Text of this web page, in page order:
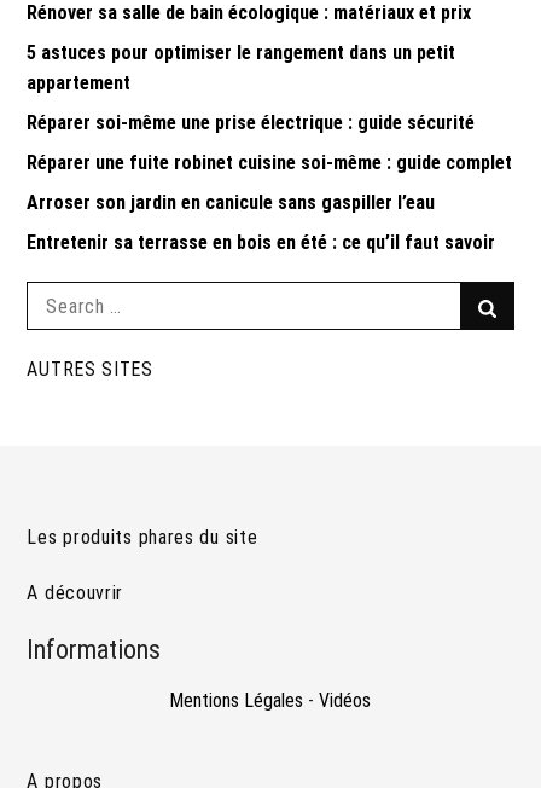
Rénover sa salle de bain écologique : matériaux et prix
5 astuces pour optimiser le rangement dans un petit
appartement
Réparer soi-même une prise électrique : guide sécurité
Réparer une fuite robinet cuisine soi-même : guide complet
Arroser son jardin en canicule sans gaspiller l’eau
Entretenir sa terrasse en bois en été : ce qu’il faut savoir
Search
AUTRES SITES
Les produits phares du site
A découvrir
Informations
Mentions Légales -Vidéos
A propos